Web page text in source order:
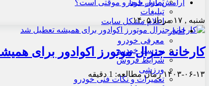
تماس با ما
تبلیغات
اعلام مشکل سایت
اخبار
معرفی خودرو
بررسی خودرو
شرایط فروش
ورزشی
تعمیرات و نکات فنی خودرو
آرامش بازار خودرو موقتی است؟
شنبه , ۱۷ مرداد ۱۴۰۵
کارخانه جنرال موتورز اکوادور برای
۱۴۰۳-۰۶-۱۳زمان مطالعه: 1 دقیقه